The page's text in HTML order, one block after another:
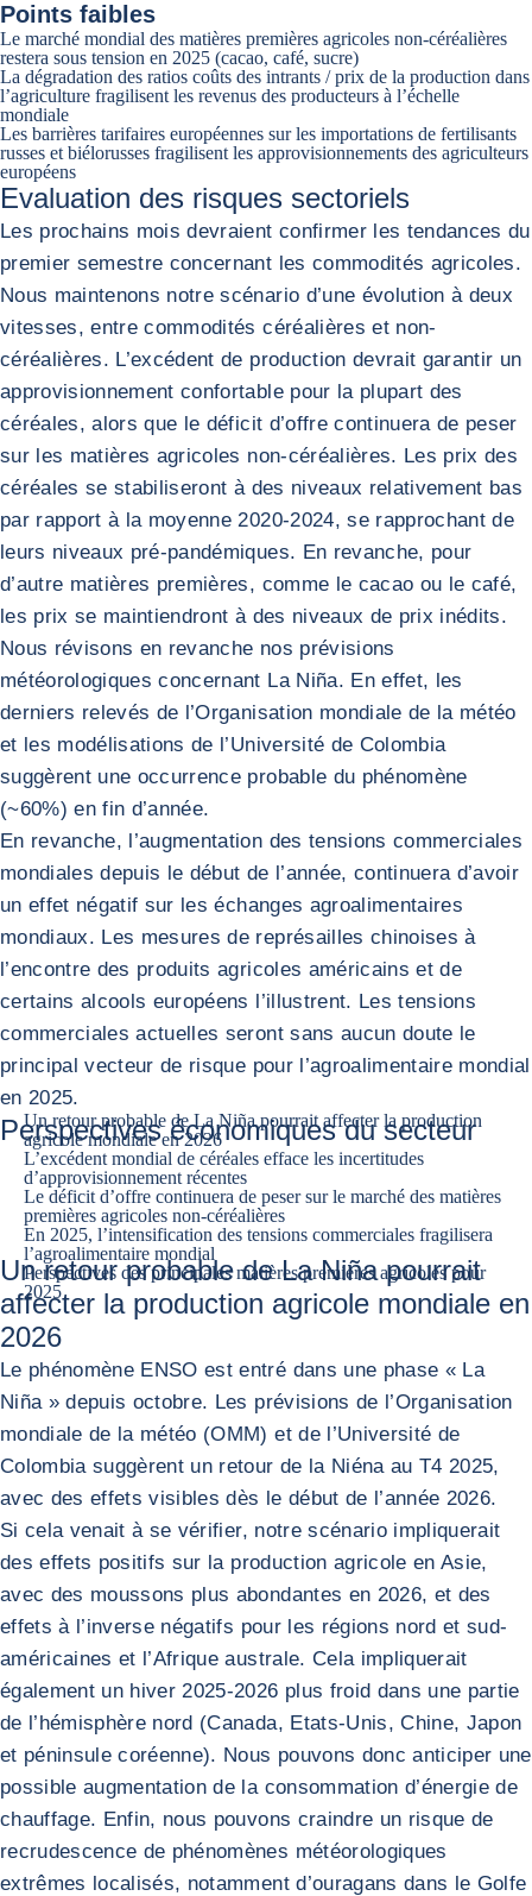
Points faibles
Le marché mondial des matières premières agricoles non-céréalières
restera sous tension en 2025 (cacao, café, sucre)
La dégradation des ratios coûts des intrants / prix de la production dans
l’agriculture fragilisent les revenus des producteurs à l’échelle
mondiale
Les barrières tarifaires européennes sur les importations de fertilisants
russes et biélorusses fragilisent les approvisionnements des agriculteurs
européens
Evaluation des risques sectoriels
Les prochains mois devraient confirmer les tendances du
premier semestre concernant les commodités agricoles.
Nous maintenons notre scénario d’une évolution à deux
vitesses, entre commodités céréalières et non-
céréalières. L’excédent de production devrait garantir un
approvisionnement confortable pour la plupart des
céréales, alors que le déficit d’offre continuera de peser
sur les matières agricoles non-céréalières. Les prix des
céréales se stabiliseront à des niveaux relativement bas
par rapport à la moyenne 2020-2024, se rapprochant de
leurs niveaux pré-pandémiques. En revanche, pour
d’autre matières premières, comme le cacao ou le café,
les prix se maintiendront à des niveaux de prix inédits.
Nous révisons en revanche nos prévisions
météorologiques concernant La Niña. En effet, les
derniers relevés de l’Organisation mondiale de la météo
et les modélisations de l’Université de Colombia
suggèrent une occurrence probable du phénomène
(~60%) en fin d’année.
En revanche, l’augmentation des tensions commerciales
mondiales depuis le début de l’année, continuera d’avoir
un effet négatif sur les échanges agroalimentaires
mondiaux. Les mesures de représailles chinoises à
l’encontre des produits agricoles américains et de
certains alcools européens l’illustrent. Les tensions
commerciales actuelles seront sans aucun doute le
principal vecteur de risque pour l’agroalimentaire mondial
en 2025.
Perspectives économiques du secteur
Un retour probable de La Niña pourrait affecter la production
agricole mondiale en 2026
L’excédent mondial de céréales efface les incertitudes
d’approvisionnement récentes
Le déficit d’offre continuera de peser sur le marché des matières
premières agricoles non-céréalières
En 2025, l’intensification des tensions commerciales fragilisera
l’agroalimentaire mondial
Perspectives des principales matières premières agricoles pour
2025
Un retour probable de La Niña pourrait
affecter la production agricole mondiale en
2026
Le phénomène ENSO est entré dans une phase « La
Niña » depuis octobre. Les prévisions de l’Organisation
mondiale de la météo (OMM) et de l’Université de
Colombia suggèrent un retour de la Niéna au T4 2025,
avec des effets visibles dès le début de l’année 2026.
Si cela venait à se vérifier, notre scénario impliquerait
des effets positifs sur la production agricole en Asie,
avec des moussons plus abondantes en 2026, et des
effets à l’inverse négatifs pour les régions nord et sud-
américaines et l’Afrique australe. Cela impliquerait
également un hiver 2025-2026 plus froid dans une partie
de l’hémisphère nord (Canada, Etats-Unis, Chine, Japon
et péninsule coréenne). Nous pouvons donc anticiper une
possible augmentation de la consommation d’énergie de
chauffage. Enfin, nous pouvons craindre un risque de
recrudescence de phénomènes météorologiques
extrêmes localisés, notamment d’ouragans dans le Golfe